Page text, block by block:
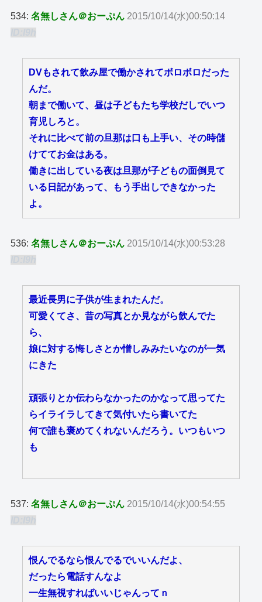
534:名無しさん＠おーぷん 2015/10/14(水)00:50:14
DVもされて飲み屋で働かされてボロボロだった
んだ。
朝まで働いて、昼は子どもたち学校だしでいつ
育児しろと。
それに比べて前の旦那は口も上手い、その時儲
けててお金はある。
働きに出している夜は旦那が子どもの面倒見て
いる日記があって、もう手出しできなかった
よ。
536:名無しさん＠おーぷん 2015/10/14(水)00:53:28
最近長男に子供が生まれたんだ。
可愛くてさ、昔の写真とか見ながら飲んでた
ら、
娘に対する悔しさとか憎しみみたいなのが一気
にきた
頑張りとか伝わらなかったのかなって思ってた
らイライラしてきて気付いたら書いてた
何で誰も褒めてくれないんだろう。いつもいつ
も
537:名無しさん＠おーぷん 2015/10/14(水)00:54:55
恨んでるなら恨んでるでいいんだよ、
だったら電話すんなよ
一生無視すればいいじゃんってｎ